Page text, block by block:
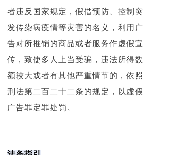
者违反国家规定，假借预防、控制突
发传染病疫情等灾害的名义，利用广
告对所推销的商品或者服务作虚假宣
传，致使多人上当受骗，违法所得数
额较大或者有其他严重情节的，依照
刑法第二百二十二条的规定，以虚假
广告罪定罪处罚。